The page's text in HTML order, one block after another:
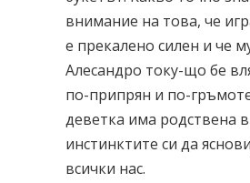
внимание на това, че
е прекалено силен и че
Алесандро току-що бе
по-припрян и по-
деветка има родствена
инстинктите си да
всички нac.